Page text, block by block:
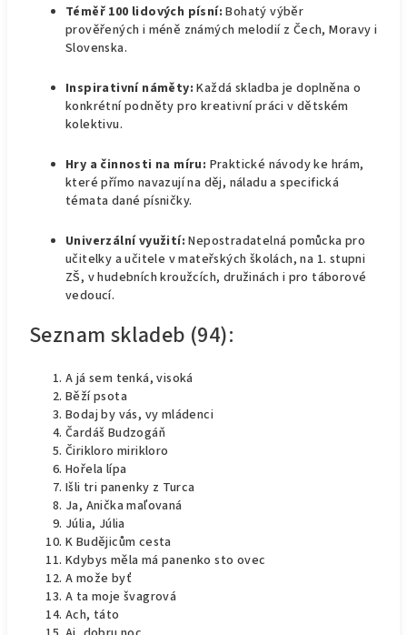
Téměř 100 lidových písní: Bohatý výběr
prověřených i méně známých melodií z Čech, Moravy i
Slovenska.
Inspirativní náměty: Každá skladba je doplněna o
konkrétní podněty pro kreativní práci v dětském
kolektivu.
Hry a činnosti na míru: Praktické návody ke hrám,
které přímo navazují na děj, náladu a specifická
témata dané písničky.
Univerzální využití: Nepostradatelná pomůcka pro
učitelky a učitele v mateřských školách, na 1. stupni
ZŠ, v hudebních kroužcích, družinách i pro táborové
vedoucí.
Seznam skladeb (94):
A já sem tenká, visoká
Běží psota
Bodaj by vás, vy mládenci
Čardáš Budzogáň
Čirikloro mirikloro
Hořela lípa
Išli tri panenky z Turca
Ja, Anička maľovaná
Júlia, Júlia
K Budějicům cesta
Kdybys měla má panenko sto ovec
A može byť
A ta moje švagrová
Ach, táto